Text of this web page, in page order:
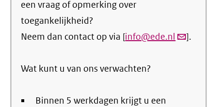
een vraag of opmerking over
toegankelijkheid?
Neem dan contact op via [info@ede.nl (link
].
Wat kunt u van ons verwachten?
Binnen 5 werkdagen krijgt u een